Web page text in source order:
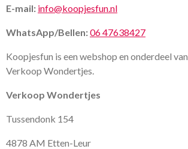
E-mail: info@koopjesfun.nl
WhatsApp/Bellen:06 47638427
Koopjesfun is een webshop en onderdeel van
Verkoop Wondertjes.
Verkoop Wondertjes
Tussendonk 154
4878 AM Etten-Leur